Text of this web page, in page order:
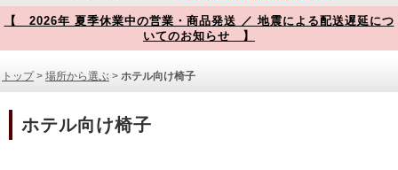
【 2026年 夏季休業中の営業・商品発送 ／ 地震による配送遅延につ
いてのお知らせ 】
トップ> 場所から選ぶ > ホテル向け椅子
ホテル向け椅子